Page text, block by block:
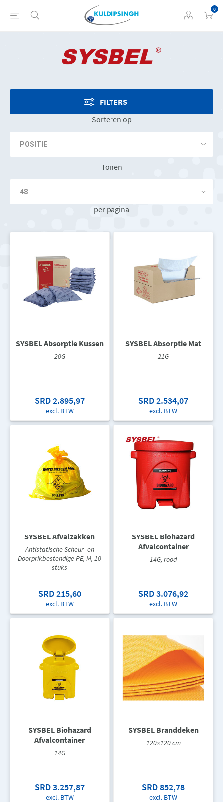
0
FILTERS
Sorteren op
Tonen
per pagina
SYSBEL Absorptie Kussen
20G
SRD 2.895,97
excl. BTW
SYSBEL Absorptie Mat
21G
SRD 2.534,07
excl. BTW
SYSBEL Afvalzakken
Antistatische Scheur- en
Doorprikbestendige PE, M, 10
stuks
SRD 215,60
excl. BTW
SYSBEL Biohazard
Afvalcontainer
14G, rood
SRD 3.076,92
excl. BTW
SYSBEL Biohazard
Afvalcontainer
14G
SRD 3.257,87
excl. BTW
SYSBEL Branddeken
120×120 cm
SRD 852,78
excl. BTW